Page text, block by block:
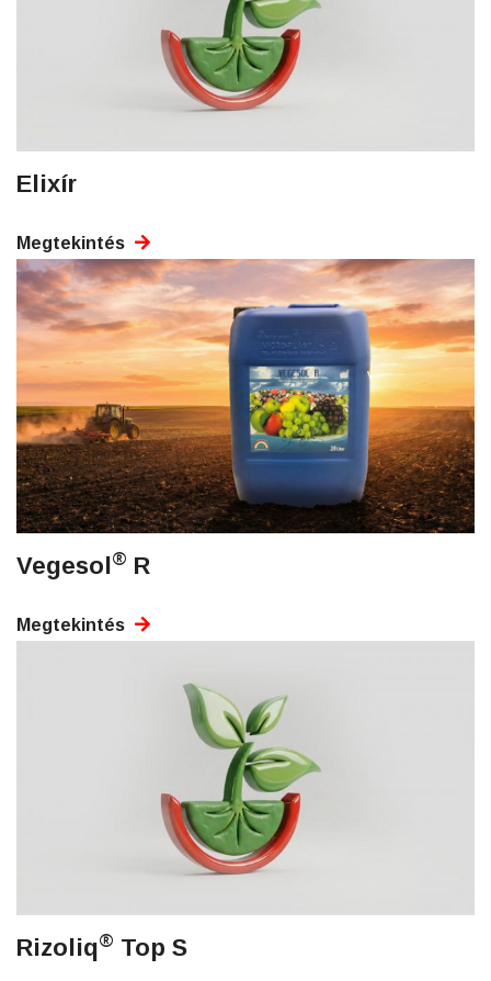
Elixír
Megtekintés
Vegesol® R
Megtekintés
Rizoliq® Top S